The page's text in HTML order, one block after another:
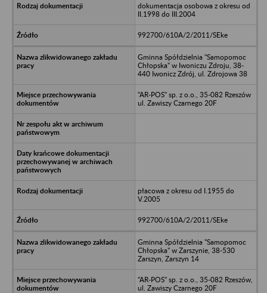
dokumentacja osobowa z okresu od
II.1998 do III.2004
992700/610A/2/2011/SEke
Gminna Spółdzielnia "Samopomoc
Chłopska" w Iwoniczu Zdroju, 38-
440 Iwonicz Zdrój, ul. Zdrojowa 38
"AR-POS" sp. z o.o., 35-082 Rzeszów
ul. Zawiszy Czarnego 20F
płacowa z okresu od I.1955 do
V.2005
992700/610A/2/2011/SEke
Gminna Spółdzielnia "Samopomoc
Chłopska" w Zarszynie, 38-530
Zarszyn, Zarszyn 14
"AR-POS" sp. z o.o., 35-082 Rzeszów,
ul. Zawiszy Czarnego 20F